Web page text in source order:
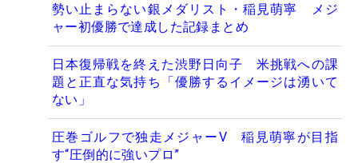
勢い止まらない銀メダリスト・稲見萌寧 メジ
ャー初優勝で達成した記録まとめ
日本復帰戦を終えた渋野日向子 米挑戦への課
題と正直な気持ち「優勝するイメージは湧いて
ない」
圧巻ゴルフで独走メジャーV 稲見萌寧が目指
す“圧倒的に強いプロ”